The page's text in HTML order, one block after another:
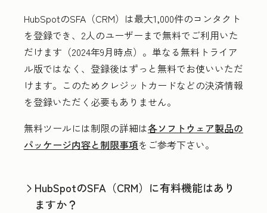
HubSpotのSFA（CRM）は最大1,000件のコンタクト
を登録でき、2人のユーザーまで無料でご利用いた
だけます（2024年9月時点）。単なる無料トライア
ル版ではなく、登録後はずっと無料でお使いいただ
けます。このためクレジットカードなどの決済情報
を登録いただく必要もありません。
無料ツールには制限の詳細は各ソフトウェア製品の
パッケージ内容と制限事項をご参考下さい。
HubSpotのSFA（CRM）に有料機能はあり
ますか？